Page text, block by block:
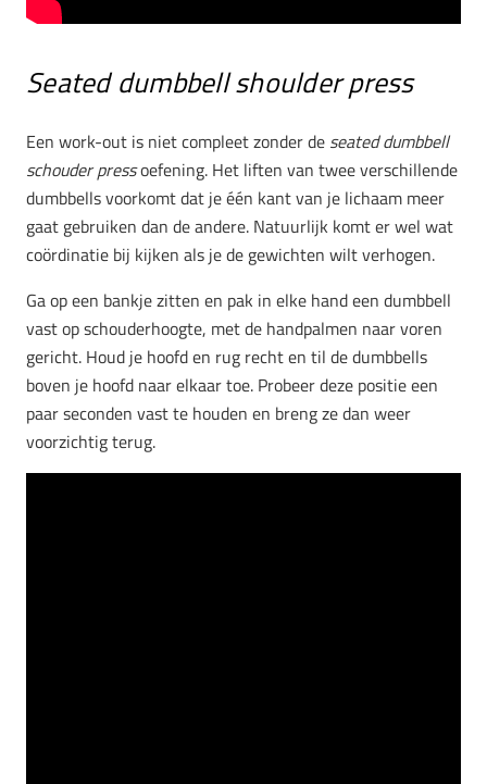
Seated dumbbell shoulder press
Een work-out is niet compleet zonder de seated dumbbell
schouder pressoefening. Het liften van twee verschillende
dumbbells voorkomt dat je één kant van je lichaam meer
gaat gebruiken dan de andere. Natuurlijk komt er wel wat
coördinatie bij kijken als je de gewichten wilt verhogen.
Ga op een bankje zitten en pak in elke hand een dumbbell
vast op schouderhoogte, met de handpalmen naar voren
gericht. Houd je hoofd en rug recht en til de dumbbells
boven je hoofd naar elkaar toe. Probeer deze positie een
paar seconden vast te houden en breng ze dan weer
voorzichtig terug.